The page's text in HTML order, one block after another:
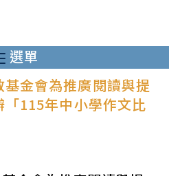
選單
金會為推廣閱讀與提
115年中小學作文比